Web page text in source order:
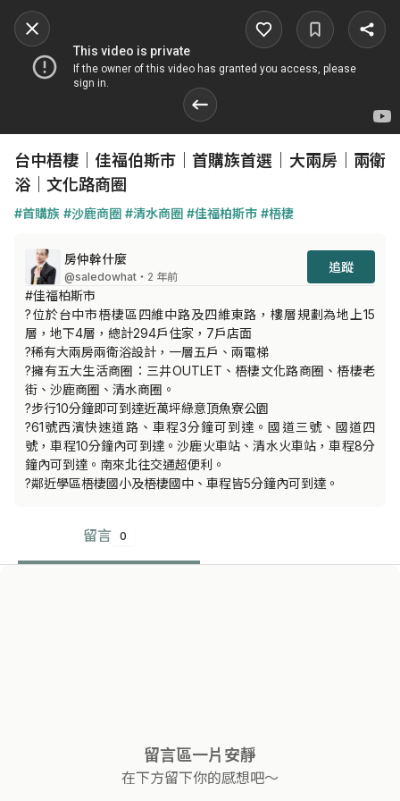
台中梧棲｜佳福伯斯市｜首購族首選｜大兩房｜兩衛
浴｜文化路商圈
#首購族 #沙鹿商圈 #清水商圈 #佳福柏斯市 #梧棲
房仲幹什麼
@saledowhat ・2 年前
追蹤
#佳福柏斯市
?位於台中市梧棲區四維中路及四維東路，樓層規劃為地上15
層，地下4層，總計294戶住家，7戶店面
?稀有大兩房兩衛浴設計，一層五戶、兩電梯
?擁有五大生活商圈：三井OUTLET、梧棲文化路商圈、梧棲老
街、沙鹿商圈、清水商圈。
?步行10分鐘即可到達近萬坪綠意頂魚寮公園
?61號西濱快速道路、車程3分鐘可到達。國道三號、國道四
號，車程10分鐘內可到達。沙鹿火車站、清水火車站，車程8分
鐘內可到達。南來北往交通超便利。
?鄰近學區梧棲國小及梧棲國中、車程皆5分鐘內可到達。
留言 0
留言區一片安靜
在下方留下你的感想吧～